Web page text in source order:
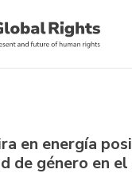
en energía
de género en